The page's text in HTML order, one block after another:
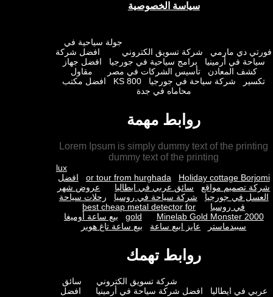
سياسة الخصوصية
جولة سياحية في
دي مارمي
شركة تسويق الكتروني
افضل شركة
في أرمينيا
برامج سياحية في جورجيا
افضل جهاز
المعادن
تأسيس الشركات في مصر
مقاول
شركة سياحة في جورجيا KS 800
افضل مكتب
محاماه في جدة
روابط مهمة
Lorem Ipsum is simply dummy text of the
dummy text of the printing
or tour from hurghada
Holiday cottage
افضل
تصميم مواقع
سائق عربي في ايطاليا
عروض شهر
في جورجيا
شركة سياحة في روسيا
رحلات سياحة
في روسيا
best cheap metal detector for
gold
Minelab Gold Monster
بيع ساعة أوميغا
سبيدماستر
عايز ابيع ساعة بيع ساعة تاغ هوير
روابط تهمك
شركة تسويق الكتروني
سائق
في ايطاليا
افضل شركة سياحة في أرمينيا
افضل